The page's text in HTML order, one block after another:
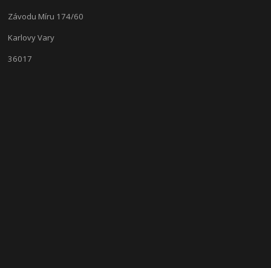
Závodu Míru 174/60
Karlovy Vary
36017